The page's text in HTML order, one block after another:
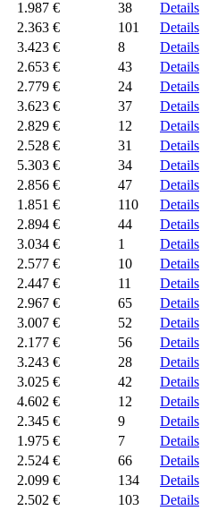
1.987 € 38
Details
2.363 € 101
Details
3.423 € 8
Details
2.653 € 43
Details
2.779 € 24
Details
3.623 € 37
Details
2.829 € 12
Details
2.528 € 31
Details
5.303 € 34
Details
2.856 € 47
Details
1.851 € 110
Details
2.894 € 44
Details
3.034 € 1
Details
2.577 € 10
Details
2.447 € 11
Details
2.967 € 65
Details
3.007 € 52
Details
2.177 € 56
Details
3.243 € 28
Details
3.025 € 42
Details
4.602 € 12
Details
2.345 € 9
Details
1.975 € 7
Details
2.524 € 66
Details
2.099 € 134
Details
2.502 € 103
Details